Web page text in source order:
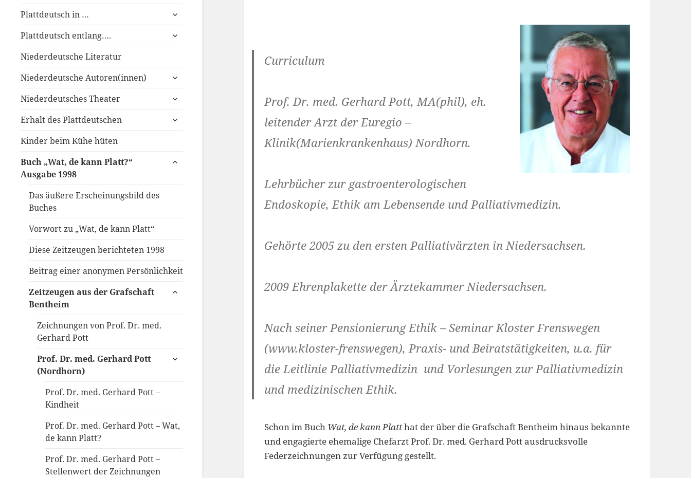
Plattdeutsch in …
untermenü
Plattdeutsch entlang….
untermenü
Niederdeutsche Literatur
Niederdeutsche Autoren(innen)
untermenü
Niederdeutsches Theater
untermenü
Erhalt des Plattdeutschen
untermenü
Kinder beim Kühe hüten
Buch „Wat, de kann Platt?“
Ausgabe 1998
untermenü
Das äußere Erscheinungsbild des
Buches
Vorwort zu „Wat, de kann Platt“
Diese Zeitzeugen berichteten 1998
Beitrag einer anonymen Persönlichkeit
Zeitzeugen aus der Grafschaft
Bentheim
untermenü
Zeichnungen von Prof. Dr. med.
Gerhard Pott
Prof. Dr. med. Gerhard Pott
(Nordhorn)
untermenü
Prof. Dr. med. Gerhard Pott –
Kindheit
Prof. Dr. med. Gerhard Pott – Wat,
de kann Platt?
Prof. Dr. med. Gerhard Pott –
Stellenwert der Zeichnungen
Curriculum
Prof. Dr. med. GerhardPott, MA(phil), eh.
leitender Arzt der Euregio –
Klinik(Marienkrankenhaus) Nordhorn.
Lehrbücher zur gastroenterologischen
Endoskopie, Ethik am Lebensende und Palliativmedizin.
Gehörte 2005 zu den ersten Palliativärzten in Niedersachsen.
2009 Ehrenplakette der Ärztekammer Niedersachsen.
Nach seiner Pensionierung Ethik – Seminar Kloster Frenswegen
(www.kloster-frenswegen), Praxis- und Beiratstätigkeiten, u.a. für
die Leitlinie Palliativmedizin und Vorlesungen zur Palliativmedizin
und medizinischen Ethik.
Schon im Buch Wat, de kann Platthat der über die Grafschaft Bentheim hinaus bekannte
und engagierte ehemalige Chefarzt Prof. Dr. med. Gerhard Pott ausdrucksvolle
Federzeichnungen zur Verfügung gestellt.